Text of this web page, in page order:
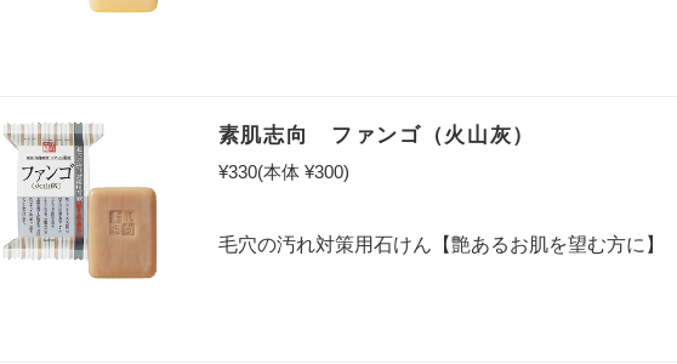
素肌志向 ファンゴ（火山灰）
¥330(本体 ¥300)
毛穴の汚れ対策用石けん【艶あるお肌を望む方に】